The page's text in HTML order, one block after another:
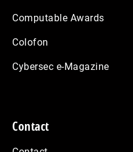
Computable Awards
Colofon
Cybersec e-Magazine
Contact